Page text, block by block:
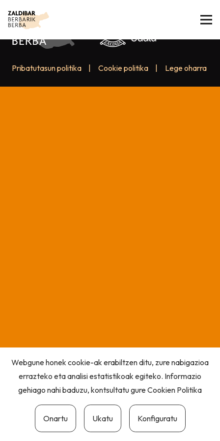
Pribatutasun politika Cookie politika Lege oharra
Webgune honek cookie-ak erabiltzen ditu, zure nabigazioa
errazteko eta analisi estatistikoak egiteko. Informazio
gehiago nahi baduzu, kontsultatu gureCookien Politika
Onartu Ukatu Konfiguratu